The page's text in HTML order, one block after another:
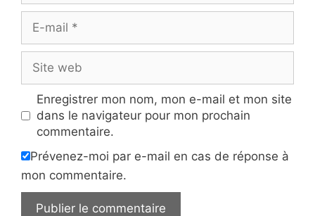
mail
web
Enregistrer mon nom, mon e-mail et mon site
dans le navigateur pour mon prochain
commentaire.
Prévenez-moi par e-mail en cas de réponse à
mon commentaire.